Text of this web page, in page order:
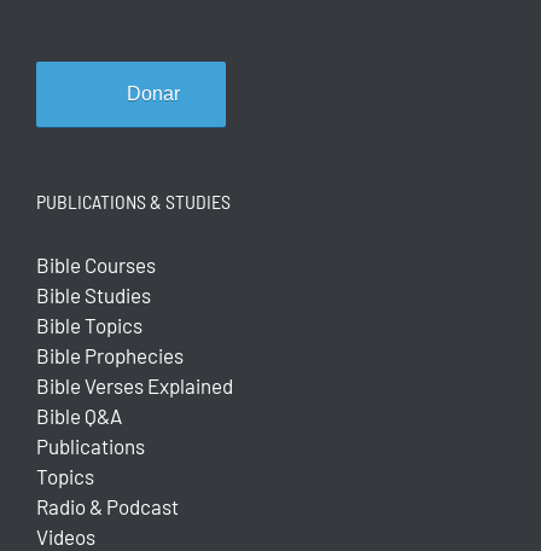
Donar
PUBLICATIONS & STUDIES
Bible Courses
Bible Studies
Bible Topics
Bible Prophecies
Bible Verses Explained
Bible Q&A
Publications
Topics
Radio & Podcast
Videos